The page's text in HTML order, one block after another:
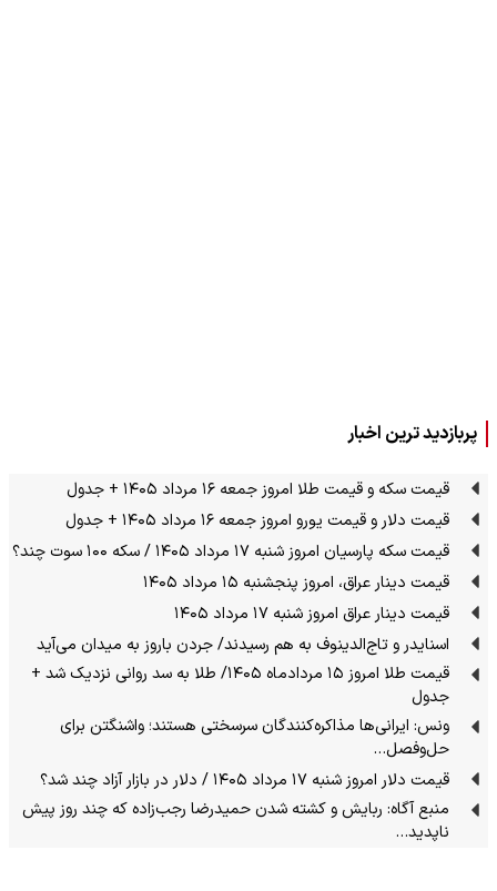
پربازدید ترین اخبار
قیمت سکه و قیمت طلا امروز جمعه ۱۶ مرداد ۱۴۰۵ + جدول
قیمت دلار و قیمت یورو امروز جمعه ۱۶ مرداد ۱۴۰۵ + جدول
قیمت سکه پارسیان امروز شنبه ۱۷ مرداد ۱۴۰۵ / سکه ۱۰۰ سوت چند؟
قیمت دینار عراق، امروز پنجشنبه ۱۵ مرداد ۱۴۰۵
قیمت دینار عراق امروز شنبه ۱۷ مرداد ۱۴۰۵
اسنایدر و تاج‌الدینوف به هم رسیدند/ جردن باروز به میدان می‌آید
قیمت طلا امروز ۱۵ مردادماه ۱۴۰۵/ طلا به سد روانی نزدیک شد +
جدول
ونس: ایرانی‌ها مذاکره‌کنندگان سرسختی هستند؛ واشنگتن برای
حل‌وفصل…
قیمت دلار امروز شنبه ۱۷ مرداد ۱۴۰۵ / دلار در بازار آزاد چند شد؟
منبع آگاه: ربایش و کشته شدن حمیدرضا رجب‌زاده که چند روز پیش
ناپدید…